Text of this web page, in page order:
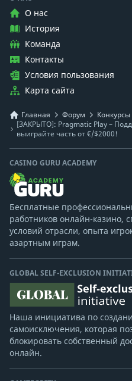
О нас
История
Команда
Контакты
Условия пользования
Карта сайта
Главная Форум
Конкурсы
[ЗАКРЫТО]: Pragmatic Play –
выиграйте часть от €/$2000!
CASINO GURU ACADEMY
Бесплатные
работников онлайн-казино,
условий отрасли, опыта
азартным играм.
GLOBAL SELF-EXCLUSION
Наша инициатива по
самоисключения, которая
блокировать собственный
онлайн.